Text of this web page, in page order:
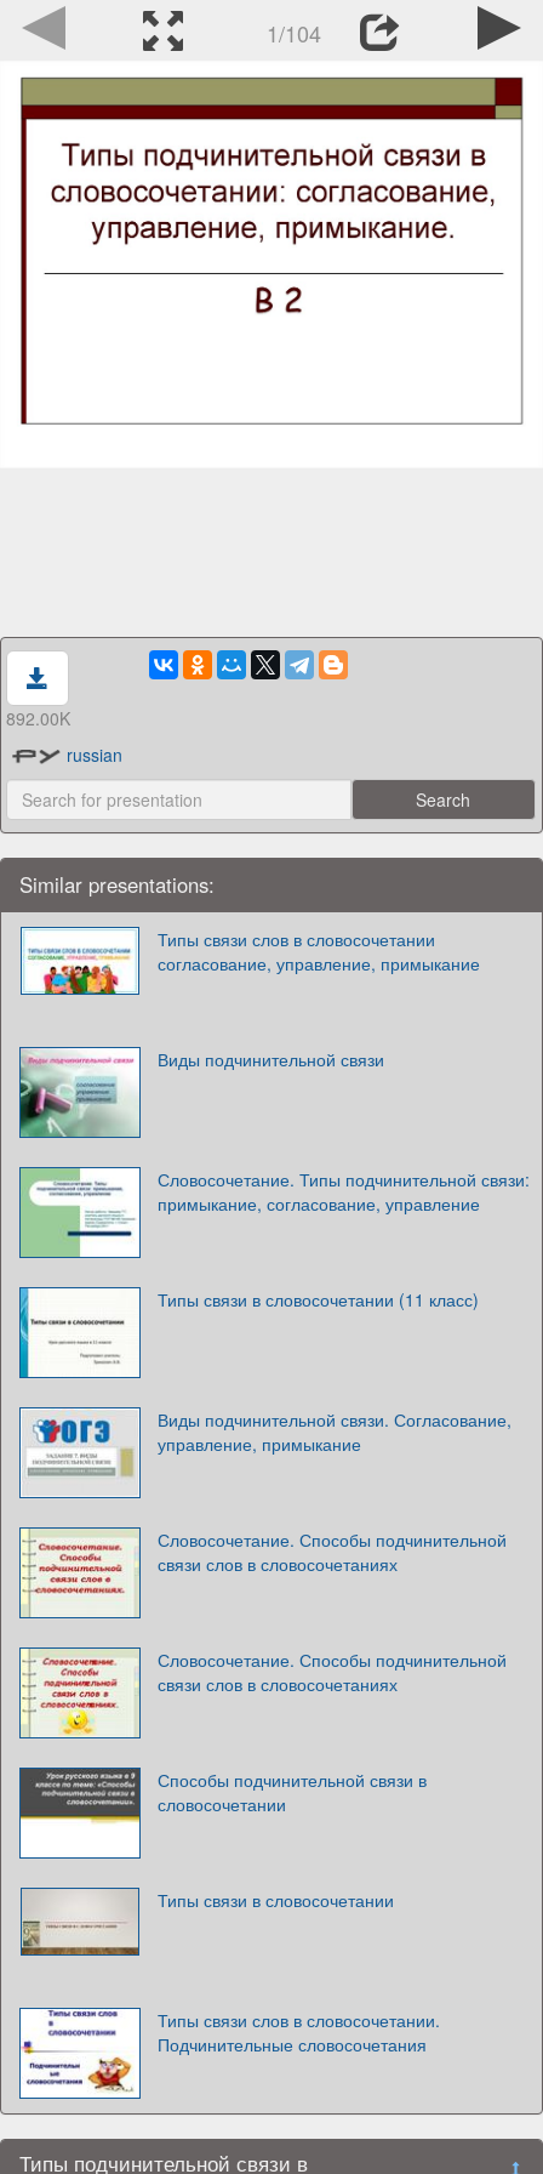
1/104
892.00K
russian
Similar presentations:
Типы связи слов в словосочетании
согласование, управление, примыкание
Виды подчинительной связи
Словосочетание. Типы подчинительной связи:
примыкание, согласование, управление
Типы связи в словосочетании (11 класс)
Виды подчинительной связи. Согласование,
управление, примыкание
Словосочетание. Способы подчинительной
связи слов в словосочетаниях
Словосочетание. Способы подчинительной
связи слов в словосочетаниях
Способы подчинительной связи в
словосочетании
Типы связи в словосочетании
Типы связи слов в словосочетании.
Подчинительные словосочетания
Типы подчинительной связи в